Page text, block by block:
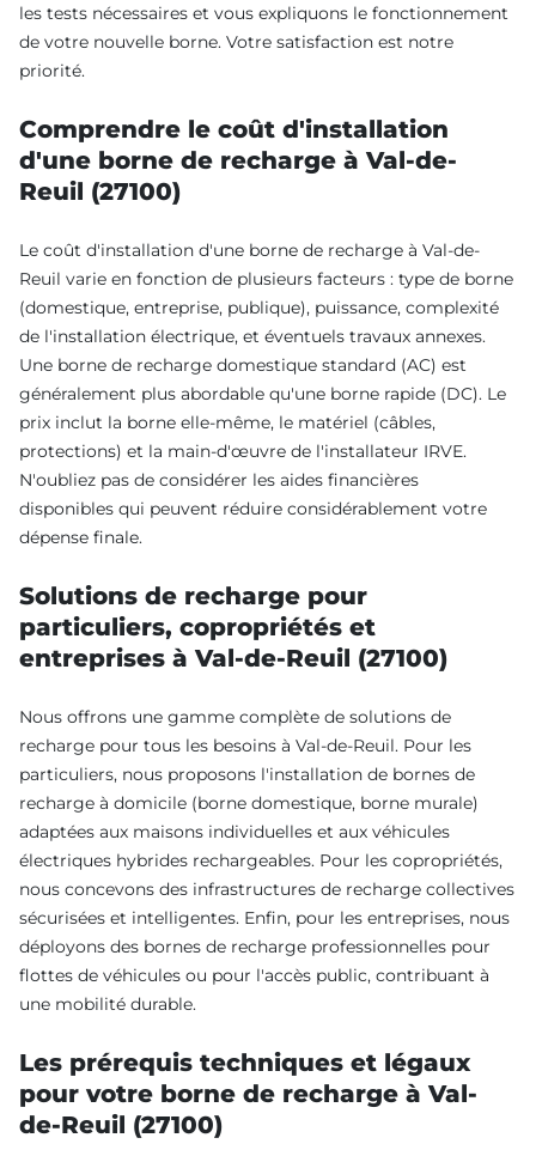
les tests nécessaires et vous expliquons le fonctionnement
de votre nouvelle borne. Votre satisfaction est notre
priorité.
Comprendre le coût d'installation
d'une borne de recharge à Val-de-
Reuil (27100)
Le coût d'installation d'une borne de recharge à Val-de-
Reuil varie en fonction de plusieurs facteurs : type de borne
(domestique, entreprise, publique), puissance, complexité
de l'installation électrique, et éventuels travaux annexes.
Une borne de recharge domestique standard (AC) est
généralement plus abordable qu'une borne rapide (DC). Le
prix inclut la borne elle-même, le matériel (câbles,
protections) et la main-d'œuvre de l'installateur IRVE.
N'oubliez pas de considérer les aides financières
disponibles qui peuvent réduire considérablement votre
dépense finale.
Solutions de recharge pour
particuliers, copropriétés et
entreprises à Val-de-Reuil (27100)
Nous offrons une gamme complète de solutions de
recharge pour tous les besoins à Val-de-Reuil. Pour les
particuliers, nous proposons l'installation de bornes de
recharge à domicile (borne domestique, borne murale)
adaptées aux maisons individuelles et aux véhicules
électriques hybrides rechargeables. Pour les copropriétés,
nous concevons des infrastructures de recharge collectives
sécurisées et intelligentes. Enfin, pour les entreprises, nous
déployons des bornes de recharge professionnelles pour
flottes de véhicules ou pour l'accès public, contribuant à
une mobilité durable.
Les prérequis techniques et légaux
pour votre borne de recharge à Val-
de-Reuil (27100)